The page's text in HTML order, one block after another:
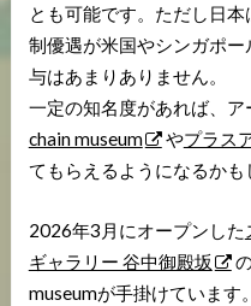
とも可能です。ただし日
制優遇が米国やシンガポ
与はあまりありません。
一定の知名度があれば、
chain museum
やプラス
てもらえるようになるかも
2026年3月にオープンした
ギャラリー 谷中御殿坂
museumが手掛けています。